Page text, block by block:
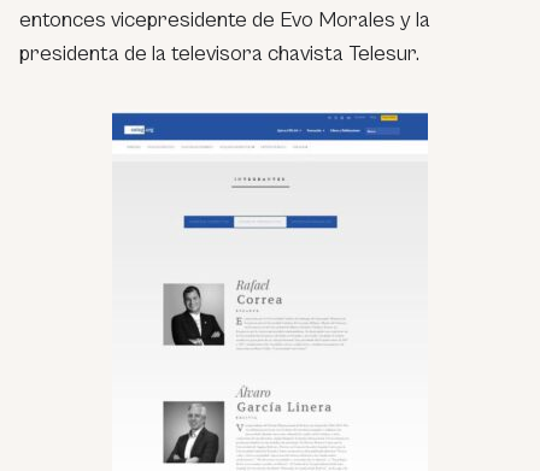
entonces vicepresidente de Evo Morales y la
presidenta de la televisora chavista Telesur.